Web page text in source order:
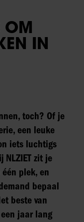
OM
IN
toch? Of je
een leuke
iets luchtigs
NLZIET zit je
plek, en
bepaal
beste van
een jaar lang